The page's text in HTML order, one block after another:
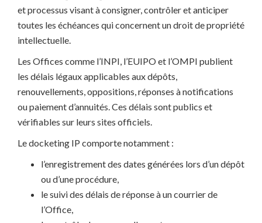
et processus visant à consigner, contrôler et anticiper
toutes les échéances qui concernent un droit de propriété
intellectuelle.
Les Offices comme l’INPI, l’EUIPO et l’OMPI publient
les délais légaux applicables aux dépôts,
renouvellements, oppositions, réponses à notifications
ou paiement d’annuités. Ces délais sont publics et
vérifiables sur leurs sites officiels.
Le docketing IP comporte notamment :
l’enregistrement des dates générées lors d’un dépôt
ou d’une procédure,
le suivi des délais de réponse à un courrier de
l’Office,